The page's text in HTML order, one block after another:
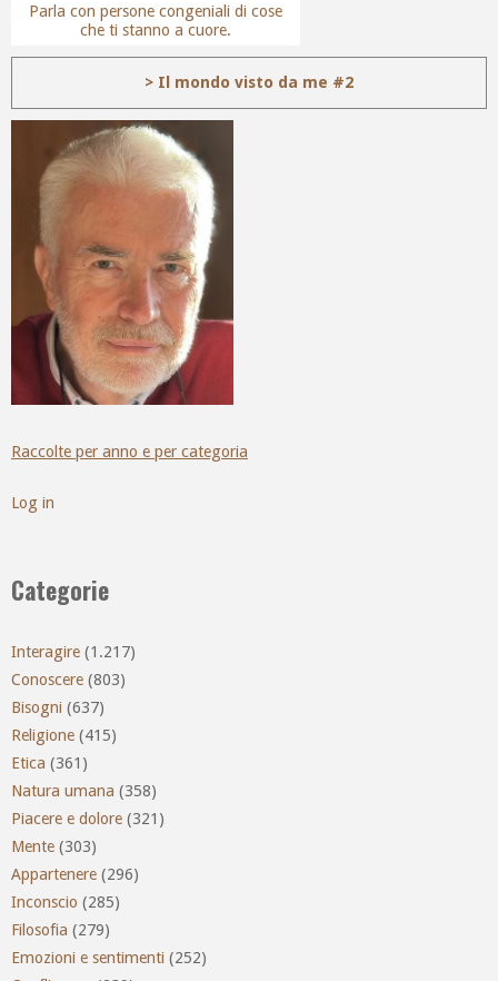
Parla con persone congeniali di cose
che ti stanno a cuore.
> Il mondo visto da me #2
Raccolte per anno e per categoria
Log in
Categorie
Interagire (1.217)
Conoscere (803)
Bisogni (637)
Religione (415)
Etica (361)
Natura umana (358)
Piacere e dolore (321)
Mente (303)
Appartenere (296)
Inconscio (285)
Filosofia (279)
Emozioni e sentimenti (252)